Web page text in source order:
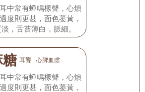
中常有蟬鳴樣聲，心煩
度則更甚，面色萎黃，
，舌苔薄白，脈細。
耳聾 心脾血虛
中常有蟬鳴樣聲，心煩
度則更甚，面色萎黃，